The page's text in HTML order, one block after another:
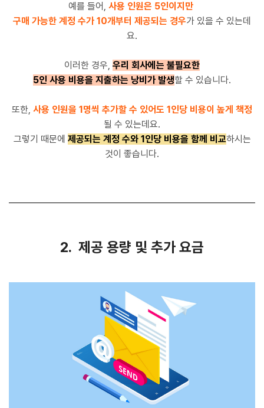
예를 들어, 사용 인원은 5인이지만
구매 가능한 계정 수가 10개부터 제공되는 경우가 있을 수 있는데
요.
이러한 경우, 우리 회사에는 불필요한
5인 사용 비용을 지출하는 낭비가 발생할 수 있습니다.
또한, 사용 인원을 1명씩 추가할 수 있어도 1인당 비용이 높게 책정
될 수 있는데요.
그렇기 때문에 제공되는 계정 수와 1인당 비용을 함께 비교하시는
것이 좋습니다.
2. 제공 용량 및 추가 요금